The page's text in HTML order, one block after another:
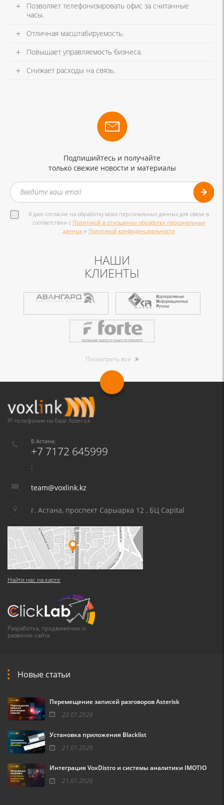
Позволяет телефонизировать офис за считанные
часы.
Отличная масштабируемость.
Повышает управляемость бизнеса.
Снижает расходы на связь.
Подпишийтесь и получайте
только свежие новости и материалы
Я даю согласие на обработку моих персональных данных для связи в
соответствии с Политикой в отношении обработки персональных
данных и Политикой конфиденциальности
НАШИ
КЛИЕНТЫ
Посмотреть все
IP-телефония на базе Asterisk
В Астана:
+7 7172 645999
:
team@voxlink.kz
г. Астана, проспект Сарыарка 12 , БЦ Capital
Найти нас на карте
Разработка, продвижение и
развитие сайта
Новые статьи
Перемещение записей разговоров Asterisk
22.01.2026
Установка приложения Blacklist
21.01.2026
Интеграция VoxDistro и системы аналитики IMOTIO
21.01.2026